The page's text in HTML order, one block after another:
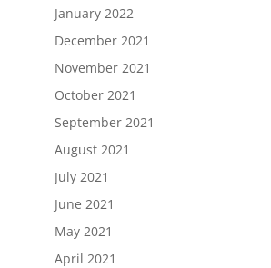
January 2022
December 2021
November 2021
October 2021
September 2021
August 2021
July 2021
June 2021
May 2021
April 2021